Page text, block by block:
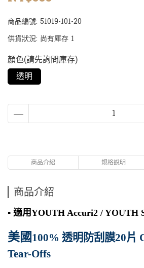
商品編號: 51019-101-20
供貨狀況: 尚有庫存 1
顏色(請先詢問庫存)
透明
商品介紹 規格說明
商品介紹
▪ 適用YOUTH Accuri2 / YOUTH
美國100% 透明防刮膜20片
Tear-Offs